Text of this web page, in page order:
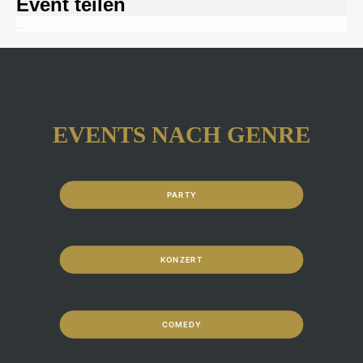
Event teilen
EVENTS NACH GENRE
PARTY
KONZERT
COMEDY